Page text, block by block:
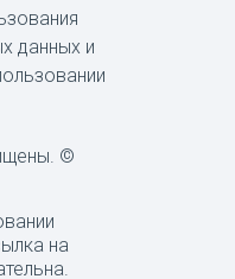
©
на
данных и